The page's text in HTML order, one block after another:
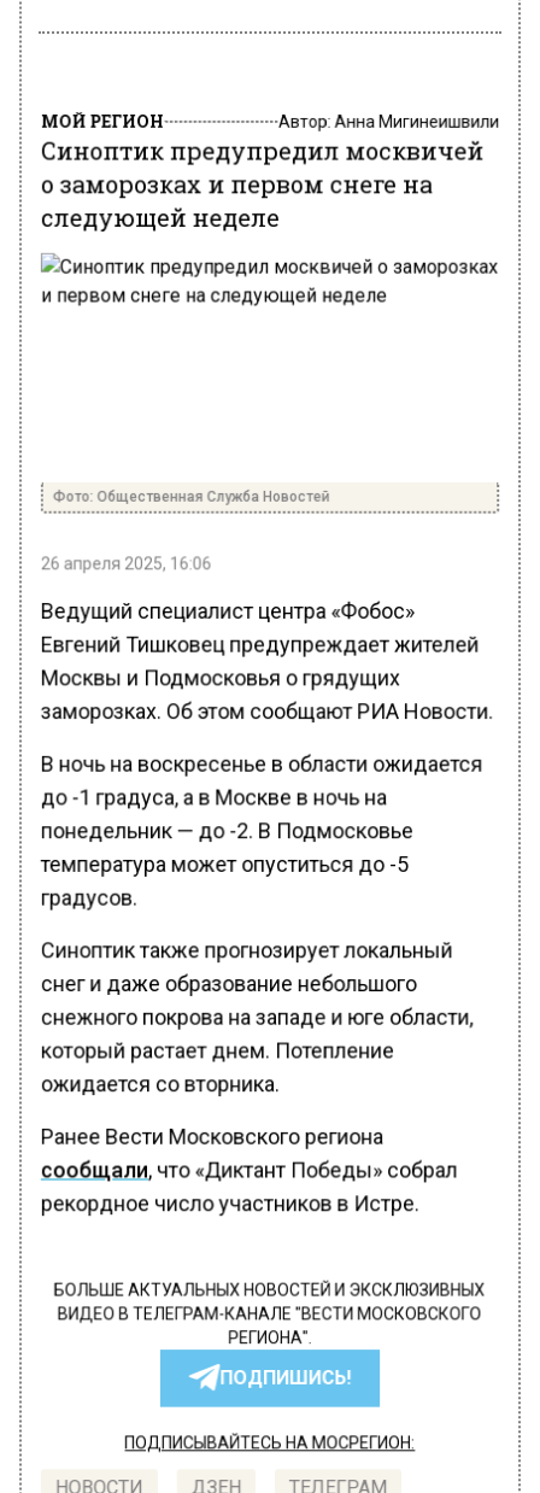
МОЙ РЕГИОН Автор: Анна Мигинеишвили
Синоптик предупредил москвичей
о заморозках и первом снеге на
следующей неделе
Фото: Общественная Служба Новостей
26 апреля 2025, 16:06
Ведущий специалист центра «Фобос»
Евгений Тишковец предупреждает жителей
Москвы и Подмосковья о грядущих
заморозках. Об этом сообщают РИА Новости.
В ночь на воскресенье в области ожидается
до -1 градуса, а в Москве в ночь на
понедельник — до -2. В Подмосковье
температура может опуститься до -5
градусов.
Синоптик также прогнозирует локальный
снег и даже образование небольшого
снежного покрова на западе и юге области,
который растает днем. Потепление
ожидается со вторника.
Ранее Вести Московского региона
сообщали, что «Диктант Победы» собрал
рекордное число участников в Истре.
БОЛЬШЕ АКТУАЛЬНЫХ НОВОСТЕЙ И ЭКСКЛЮЗИВНЫХ
ВИДЕО В ТЕЛЕГРАМ-КАНАЛЕ "ВЕСТИ МОСКОВСКОГО
РЕГИОНА".
ПОДПИШИСЬ!
ПОДПИСЫВАЙТЕСЬ НА МОСРЕГИОН: